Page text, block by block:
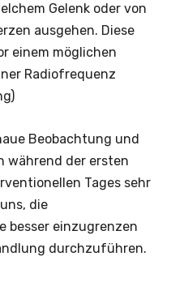
Gelenk oder von
ausgehen. Diese
einem möglichen
Radiofrequenz
Beobachtung und
während der ersten
Tages sehr
die
besser einzugrenzen
durchzuführen.